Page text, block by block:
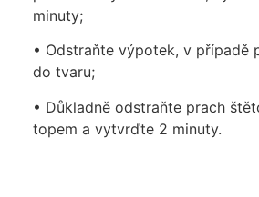
minuty;
• Odstraňte výpotek, v případě
do tvaru;
• Důkladně odstraňte prach
topem a vytvrďte 2 minuty.